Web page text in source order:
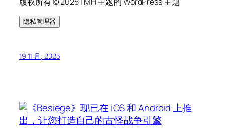
隐私管理器
19 11 月, 2025